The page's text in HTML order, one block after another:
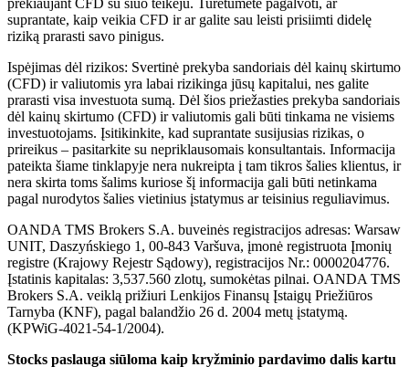
suprantate, kaip veikia CFD ir ar galite sau leisti prisiimti didelę
riziką prarasti savo pinigus.
Ispėjimas dėl rizikos: Svertinė prekyba sandoriais dėl kainų skirtumo
(CFD) ir valiutomis yra labai rizikinga jūsų kapitalui, nes galite
prarasti visa investuota sumą. Dėl šios priežasties prekyba sandoriais
dėl kainų skirtumo (CFD) ir valiutomis gali būti tinkama ne visiems
investuotojams. Įsitikinkite, kad suprantate susijusias rizikas, o
prireikus – pasitarkite su nepriklausomais konsultantais. Informacija
pateikta šiame tinklapyje nera nukreipta į tam tikros šalies klientus, ir
nera skirta toms šalims kuriose šį informacija gali būti netinkama
pagal nurodytos šalies vietinius įstatymus ar teisinius reguliavimus.
OANDA TMS Brokers S.A. buveinės registracijos adresas: Warsaw
UNIT, Daszyńskiego 1, 00-843 Varšuva, įmonė registruota Įmonių
registre (Krajowy Rejestr Sądowy), registracijos Nr.: 0000204776.
Įstatinis kapitalas: 3,537.560 zlotų, sumokėtas pilnai. OANDA TMS
Brokers S.A. veiklą prižiuri Lenkijos Finansų Įstaigų Priežiūros
Tarnyba (KNF), pagal balandžio 26 d. 2004 metų įstatymą.
(KPWiG-4021-54-1/2004).
Stocks paslauga siūloma kaip kryžminio pardavimo dalis kartu